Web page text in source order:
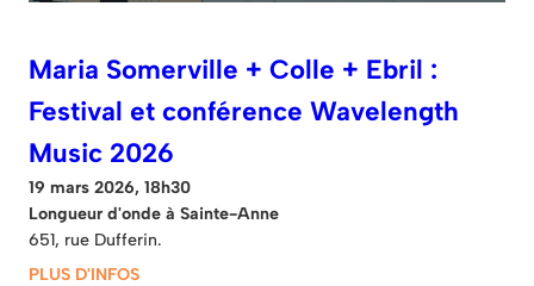
Maria Somerville + Colle + Ebril :
Festival et conférence Wavelength
Music 2026
19 mars 2026, 18h30
Longueur d'onde à Sainte-Anne
651, rue Dufferin.
PLUS D'INFOS